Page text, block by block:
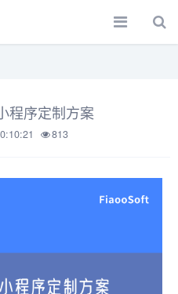
程序定制方案
813